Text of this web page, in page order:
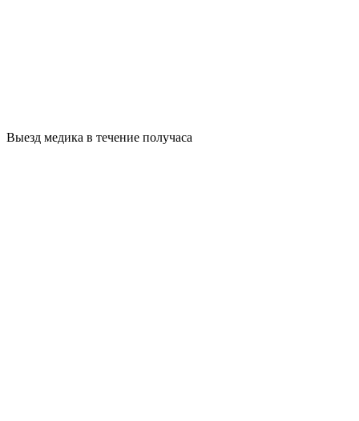
Выезд медика в течение получаса